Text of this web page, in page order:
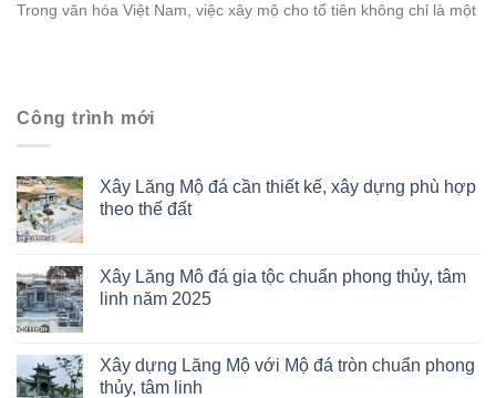
Trong văn hóa Việt Nam, việc xây mộ cho tổ tiên không chỉ là một
Công trình mới
Xây Lăng Mộ đá cần thiết kế, xây dựng phù hợp
theo thế đất
Xây Lăng Mô đá gia tộc chuẩn phong thủy, tâm
linh năm 2025
Xây dựng Lăng Mộ với Mộ đá tròn chuẩn phong
thủy, tâm linh